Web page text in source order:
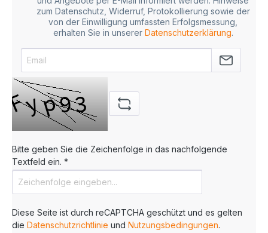
zum Datenschutz, Widerruf, Protokollierung sowie der
von der Einwilligung umfassten Erfolgsmessung,
erhalten Sie in unserer Datenschutzerklärung.
Bitte geben Sie die Zeichenfolge in das nachfolgende
Textfeld ein. *
Diese Seite ist durch reCAPTCHA geschützt und es gelten
die Datenschutzrichtlinie und Nutzungsbedingungen.